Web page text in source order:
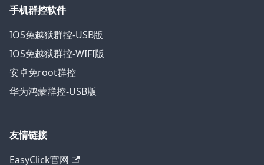
手机群控软件
IOS免越狱群控-USB版
IOS免越狱群控-WIFI版
安卓免root群控
华为鸿蒙群控-USB版
友情链接
EasyClick官网